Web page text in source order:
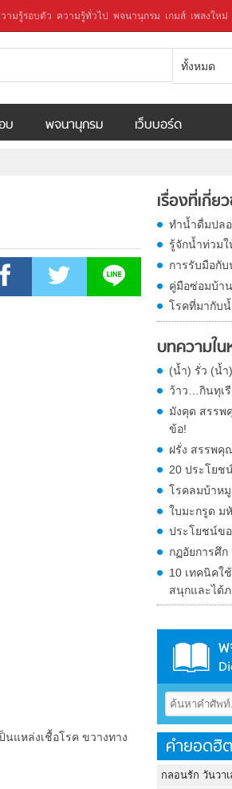
ามรู้รอบตัว ความรู้ทั่วไป พจนานุกรม เกมส์ เพลงใหม่
ทั้งหมด
บ พจนานุกรม เว็บบอร์ด
นแหล่งเชื้อโรค ขวางทาง
เรื่องที่เกี่ย
ทำน้ำดื่มปล
รู้จักน้ำท่วมใ
การรับมือกั
คู่มือซ่อมบ้า
โรคที่มากับ
บทความใ
(น้ำ) รั่ว (น้ำ
ว้าว…กินทุเ
มังคุด สรรพ
ข้อ!
ฝรั่ง สรรพคุ
20 ประโยช
โรคลมบ้าหมู
ใบมะกรูด ม
ประโยชน์ข
กฏอัยการศึก
10 เทคนิคใ
สนุกและได้
คำยอดฮิต
กลอนรัก วันวา